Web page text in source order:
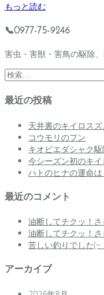
もっと読む
📞0977-75-9246
害虫・害獣・害鳥の駆除
検
索:
最近の投稿
天井裏のキイロス
コウモリのフン
キオビエダシャク駆
今シーズン初のキ
ハトのヒナの運命は
最近のコメント
油断してチクッ！さ
油断してチクッ！さ
苦しい釣りでした
アーカイブ